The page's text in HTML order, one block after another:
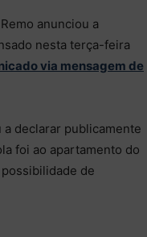
anunciou a
nesta terça-feira
via mensagem de
a declarar publicamente
foi ao apartamento do
de